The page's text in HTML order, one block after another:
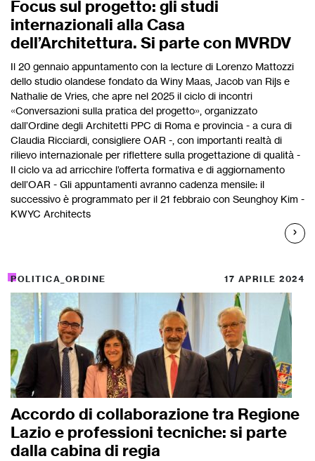
Focus sul progetto: gli studi
internazionali alla Casa
dell’Architettura. Si parte con MVRDV
Il 20 gennaio appuntamento con la lecture di Lorenzo Mattozzi
dello studio olandese fondato da Winy Maas, Jacob van Rijs e
Nathalie de Vries, che apre nel 2025 il ciclo di incontri
«Conversazioni sulla pratica del progetto», organizzato
dall’Ordine degli Architetti PPC di Roma e provincia - a cura di
Claudia Ricciardi, consigliere OAR -, con importanti realtà di
rilievo internazionale per riflettere sulla progettazione di qualità -
Il ciclo va ad arricchire l’offerta formativa e di aggiornamento
dell’OAR - Gli appuntamenti avranno cadenza mensile: il
successivo è programmato per il 21 febbraio con Seunghoy Kim -
KWYC Architects
POLITICA_ORDINE 17 APRILE 2024
Accordo di collaborazione tra Regione
Lazio e professioni tecniche: si parte
dalla cabina di regia